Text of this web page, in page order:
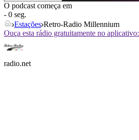
O podcast começa em
- 0 seg.
Estações Retro-Radio Millennium
Ouça esta rádio gratuitamente no aplicativo:
radio.net